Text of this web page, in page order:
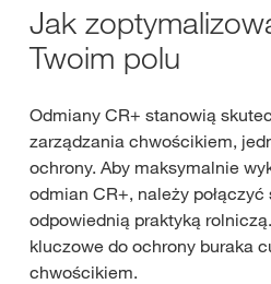
Jak
Twoim polu
Odmiany CR+ stanowią
zarządzania chwościkiem,
ochrony. Aby maksymalnie
odmian CR+, należy
odpowiednią praktyką
kluczowe do ochrony buraka
chwościkiem.